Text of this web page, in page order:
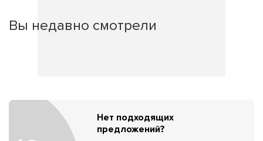
Вы недавно смотрели
Нет подходящих
предложений?